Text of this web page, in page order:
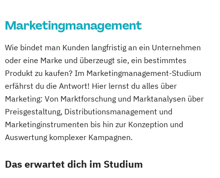
Marketingmanagement
Wie bindet man Kunden langfristig an ein Unternehmen
oder eine Marke und überzeugt sie, ein bestimmtes
Produkt zu kaufen? Im Marketingmanagement-Studium
erfährst du die Antwort! Hier lernst du alles über
Marketing: Von Marktforschung und Marktanalysen über
Preisgestaltung, Distributionsmanagement und
Marketinginstrumenten bis hin zur Konzeption und
Auswertung komplexer Kampagnen.
Das erwartet dich im Studium